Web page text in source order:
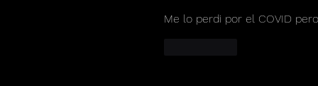
Me lo perdi por el COVID